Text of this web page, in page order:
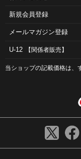
新規会員登録
メールマガジン登録
U-12 【関係者販売】
当ショップの記載価格は、